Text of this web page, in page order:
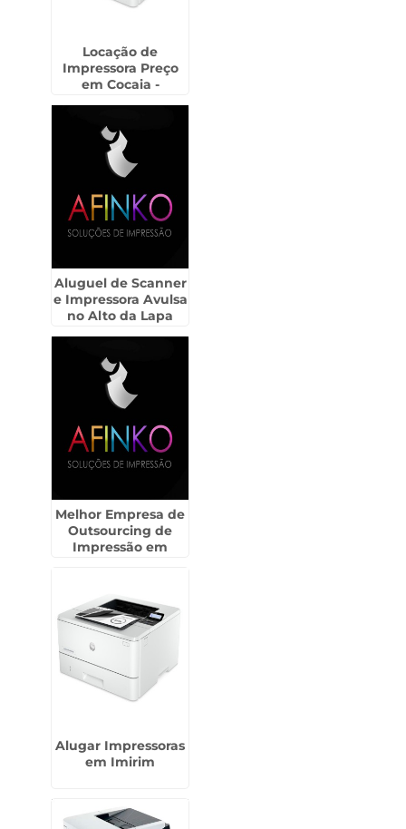
Locação de
Impressora Preço
em Cocaia -
Aluguel de Scanner
e Impressora Avulsa
no Alto da Lapa
Melhor Empresa de
Outsourcing de
Impressão em
Alugar Impressoras
em Imirim